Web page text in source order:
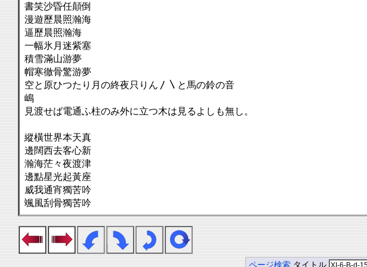
書笑沙昏任顛倒
漫遊歷晨照瀚海
逼歷晨照瀚海
一幅氷月迷紫塞
積雪滿山游夢
帽寒徹骨驚游夢
空と原ひつたり月の終夜只りん〳〵と馬の鈴の音
嶋
見渡せば電通ふ柱のみ外に立つ木は見るよしも無し。
縱橫世界本天真
邊闊西去客心新
瀚海茫々夜渡津
邊點星光起黃座
威我通宵獨苦吟
颯風刮骨獨苦吟
ページ検索 タイトル